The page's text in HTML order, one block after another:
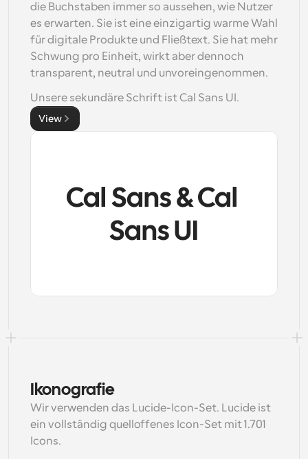
die Buchstaben immer so aussehen, wie Nutzer
es erwarten. Sie ist eine einzigartig warme Wahl
für digitale Produkte und Fließtext. Sie hat mehr
Schwung pro Einheit, wirkt aber dennoch
transparent, neutral und unvoreingenommen.
Unsere sekundäre Schrift ist Cal Sans UI.
View
Cal Sans & Cal
Sans UI
Ikonografie
Wir verwenden das Lucide-Icon-Set. Lucide ist
ein vollständig quelloffenes Icon-Set mit 1.701
Icons.